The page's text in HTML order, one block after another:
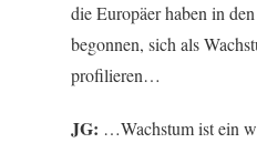
die Europäer haben in
begonnen, sich als
profilieren…
JG: …Wachstum ist ein